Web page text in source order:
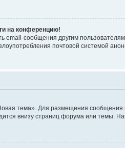
на конференцию!
email-сообщения другим
почтовой системой
тема». Для размещения
внизу страниц форума или темы.